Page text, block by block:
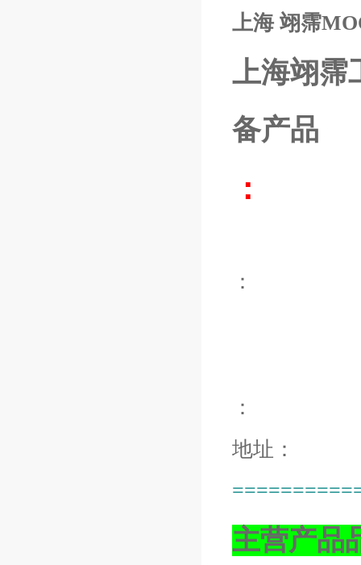
上海 翊霈
上海翊霈
备产品
：
：
：
地址：
主营产品